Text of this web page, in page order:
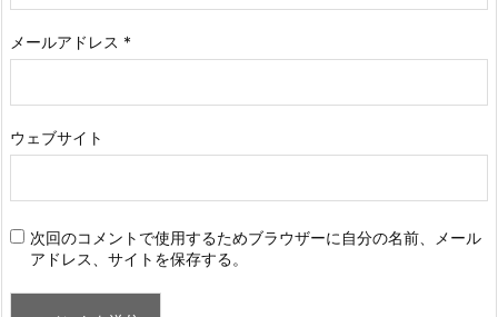
メールアドレス *
ウェブサイト
次回のコメントで使用するためブラウザーに自分の名前、メール
アドレス、サイトを保存する。